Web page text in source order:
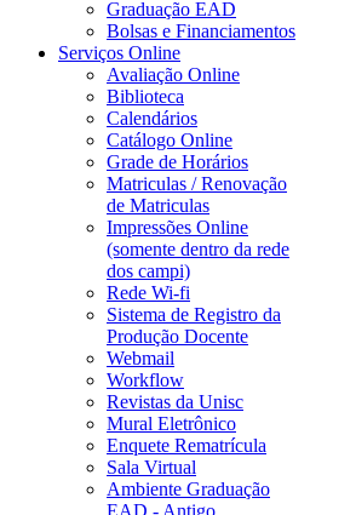
Graduação EAD
Bolsas e Financiamentos
Serviços Online
Avaliação Online
Biblioteca
Calendários
Catálogo Online
Grade de Horários
Matriculas / Renovação
de Matriculas
Impressões Online
(somente dentro da rede
dos campi)
Rede Wi-fi
Sistema de Registro da
Produção Docente
Webmail
Workflow
Revistas da Unisc
Mural Eletrônico
Enquete Rematrícula
Sala Virtual
Ambiente Graduação
EAD - Antigo